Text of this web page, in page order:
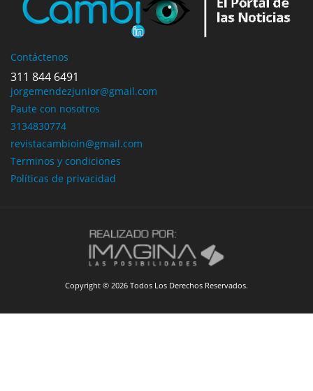
Contáctenos
311 844 6491
jorgemendezjunior@gmail.com
Paute con nosotros
3134830774
revistacambioin@gmail.com
Terminos y condiciones
Políticas de privacidad
Copyright © 2026 Todos Los Derechos Reservados.